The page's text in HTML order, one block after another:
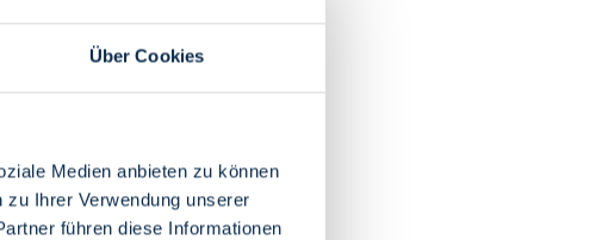
Über Cookies
Medien anbieten zu können
Ihrer Verwendung unserer
führen diese Informationen